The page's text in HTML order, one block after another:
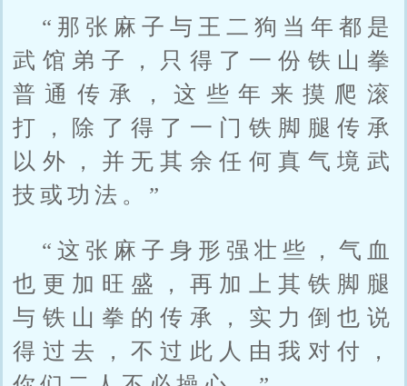
“那张麻子与王二狗当年都是
武馆弟子，只得了一份铁山拳
普通传承，这些年来摸爬滚
打，除了得了一门铁脚腿传承
以外，并无其余任何真气境武
技或功法。”
“这张麻子身形强壮些，气血
也更加旺盛，再加上其铁脚腿
与铁山拳的传承，实力倒也说
得过去，不过此人由我对付，